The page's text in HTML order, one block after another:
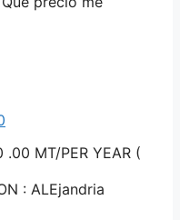
MT/PER YEAR (
: ALEjandria